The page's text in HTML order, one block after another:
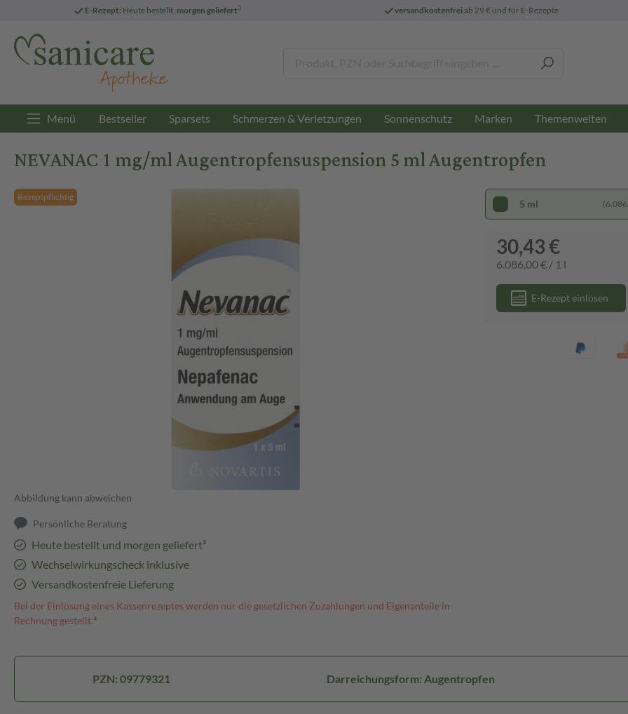
E-Rezept: Heute bestellt, morgen geliefert3 versandkostenfreiab 29 € und für E-Rezepte
Menü Bestseller Sparsets Schmerzen & Verletzungen Sonnenschutz Marken Themenwelten
NEVANAC 1 mg/ml Augentropfensuspension 5 ml Augentropfen
Rezeptpflichtig
Abbildung kann abweichen
Persönliche Beratung
Heute bestellt und morgen geliefert³
Wechselwirkungscheck inklusive
Versandkostenfreie Lieferung
Bei der Einlösung eines Kassenrezeptes werden nur die gesetzlichen Zuzahlungen und Eigenanteile in
Rechnung gestellt.⁴
5 ml
30,43 €
6.086,00 € / 1 l
E-Rezept einlösen
PZN: 09779321 Darreichungsform: Augentropfen